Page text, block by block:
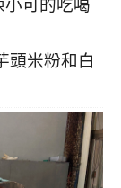
頭米粉和白